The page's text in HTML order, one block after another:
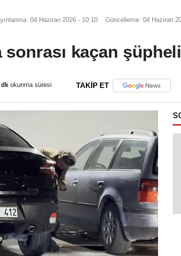
04 Haziran 2026 - 10:10 Güncelleme: 04 Haziran
sonrası kaçan
dk okunma süresi TAKİP ET